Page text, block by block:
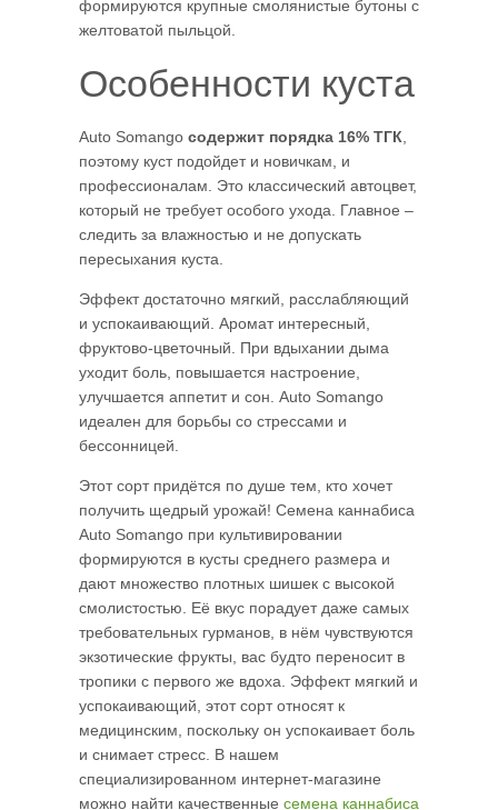
формируются крупные смолянистые бутоны с
желтоватой пыльцой.
Особенности куста
Auto Somango содержит порядка 16% ТГК,
поэтому куст подойдет и новичкам, и
профессионалам. Это классический автоцвет,
который не требует особого ухода. Главное –
следить за влажностью и не допускать
пересыхания куста.
Эффект достаточно мягкий, расслабляющий
и успокаивающий. Аромат интересный,
фруктово-цветочный. При вдыхании дыма
уходит боль, повышается настроение,
улучшается аппетит и сон. Auto Somango
идеален для борьбы со стрессами и
бессонницей.
Этот сорт придётся по душе тем, кто хочет
получить щедрый урожай! Семена каннабиса
Auto Somango при культивировании
формируются в кусты среднего размера и
дают множество плотных шишек с высокой
смолистостью. Её вкус порадует даже самых
требовательных гурманов, в нём чувствуются
экзотические фрукты, вас будто переносит в
тропики с первого же вдоха. Эффект мягкий и
успокаивающий, этот сорт относят к
медицинским, поскольку он успокаивает боль
и снимает стресс. В нашем
специализированном интернет-магазине
можно найти качественные семена каннабиса